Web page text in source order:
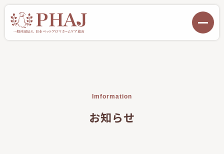
Imformation
お知らせ